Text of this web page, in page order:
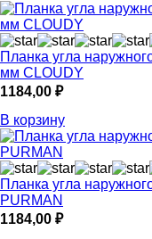
Планка угла
мм CLOUDY
1184,00 ₽
В корзину
Планка угла
PURMAN
1184,00 ₽